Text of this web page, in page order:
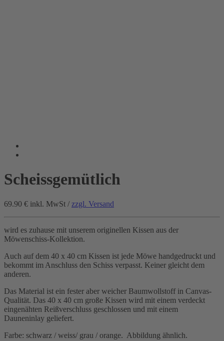
Scheissgemütlich
69.90 € inkl. MwSt / zzgl. Versand
wird es zuhause mit unserem originellen Kissen aus der
Möwenschiss-Kollektion.
Auch auf dem 40 x 40 cm Kissen ist jede Möwe handgedruckt und
bekommt im Anschluss den Schiss verpasst. Keiner gleicht dem
anderen.
Das Material ist ein fester aber weicher Baumwollstoff in Canvas-
Qualität. Das 40 x 40 cm große Kissen wird mit einem verdeckt
eingenähten Reißverschluss geschlossen und mit einem
Dauneninlay geliefert.
Farbe: schwarz / weiss/ grau / orange. Abbildung ähnlich.